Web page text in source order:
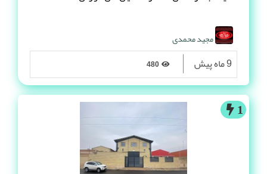
مجید محمدی
9 ماه پیش
1